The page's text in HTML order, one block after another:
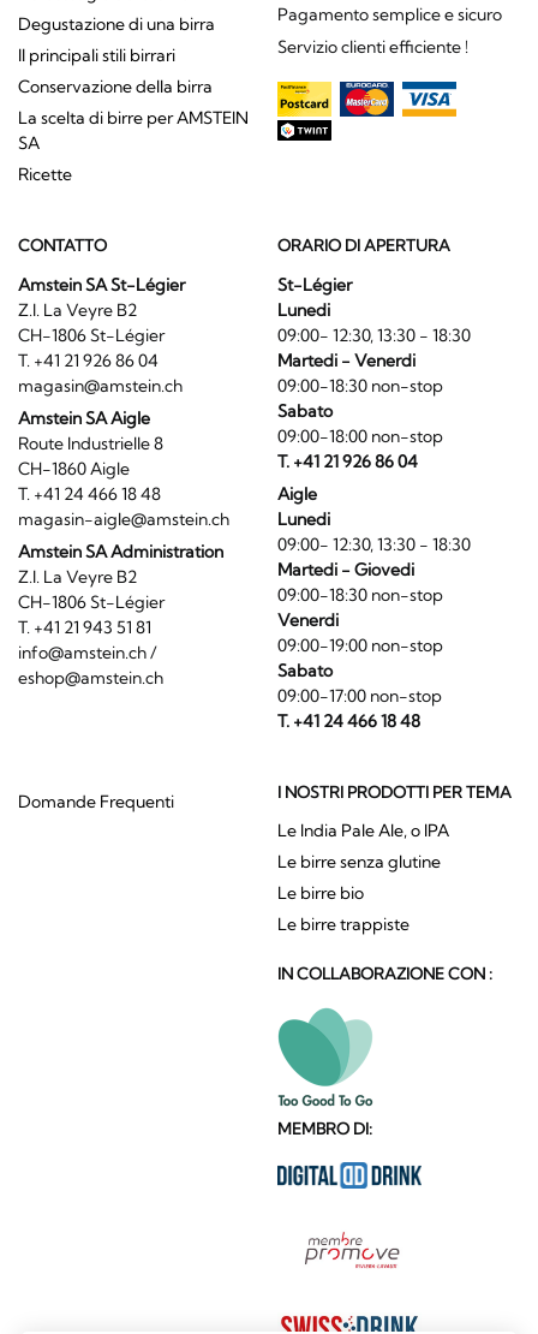
Degustazione di una birra
Il principali stili birrari
Conservazione della birra
La scelta di birre per AMSTEIN
SA
Ricette
Pagamento semplice e sicuro
Servizio clienti efficiente !
CONTATTO
Amstein SA St-Légier
Z.I. La Veyre B2
CH-1806 St-Légier
T. +41 21 926 86 04
magasin@amstein.ch
Amstein SA Aigle
Route Industrielle 8
CH-1860 Aigle
T. +41 24 466 18 48
magasin-aigle@amstein.ch
Amstein SA Administration
Z.I. La Veyre B2
CH-1806 St-Légier
T. +41 21 943 51 81
info@amstein.ch/
eshop@amstein.ch
ORARIO DI APERTURA
St-Légier
Lunedi
09:00- 12:30, 13:30 - 18:30
Martedi - Venerdi
09:00-18:30 non-stop
Sabato
09:00-18:00 non-stop
T. +41 21 926 86 04
Aigle
Lunedi
09:00- 12:30, 13:30 - 18:30
Martedi - Giovedi
09:00-18:30 non-stop
Venerdi
09:00-19:00 non-stop
Sabato
09:00-17:00 non-stop
T. +41 24 466 18 48
Domande Frequenti I NOSTRI PRODOTTI PER TEMA
Le India Pale Ale, o IPA
Le birre senza glutine
Le birre bio
Le birre trappiste
IN COLLABORAZIONE CON :
MEMBRO DI: